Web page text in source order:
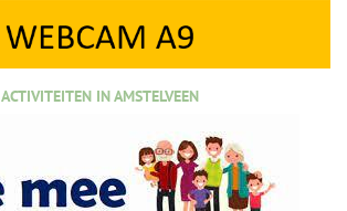
ACTIVITEITEN IN AMSTELVEEN